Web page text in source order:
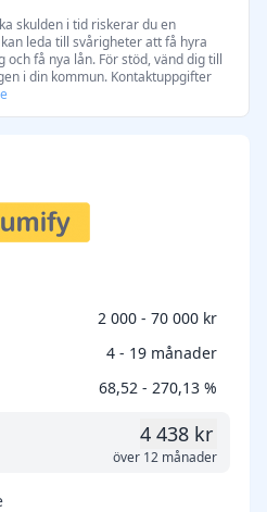
skulden i tid riskerar du en
leda till svårigheter att få hyra
och få nya lån. För stöd, vänd dig till
i din kommun. Kontaktuppgifter
2 000 - 70 000 kr
4 - 19 månader
68,52 - 270,13 %
4 438 kr
över 12 månader